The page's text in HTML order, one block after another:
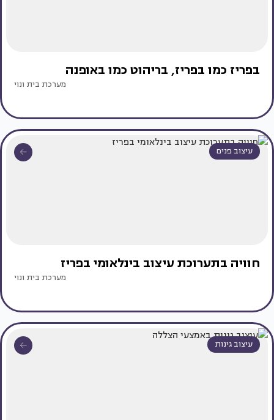
בפריז כמו בפריז, בריהוט כמו באופנה
מערכת בית ונוי
עיצוב פנים
חוויה בתערוכת עיצוב בינלאומי בפריז
מערכת בית ונוי
עיצוב גינות